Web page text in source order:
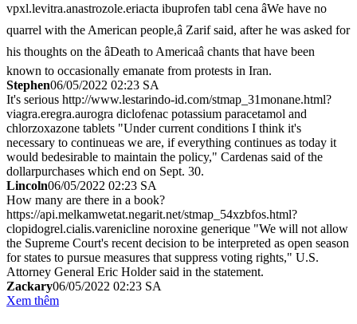
vpxl.levitra.anastrozole.eriacta ibuprofen tabl cena âWe have no
quarrel with the American people,â Zarif said, after he was asked for
his thoughts on the âDeath to Americaâ chants that have been
known to occasionally emanate from protests in Iran.
Stephen06/05/2022 02:23 SA
It's serious http://www.lestarindo-id.com/stmap_31monane.html?
viagra.eregra.aurogra diclofenac potassium paracetamol and
chlorzoxazone tablets "Under current conditions I think it's
necessary to continueas we are, if everything continues as today it
would bedesirable to maintain the policy," Cardenas said of the
dollarpurchases which end on Sept. 30.
Lincoln06/05/2022 02:23 SA
How many are there in a book?
https://api.melkamwetat.negarit.net/stmap_54xzbfos.html?
clopidogrel.cialis.varenicline noroxine generique "We will not allow
the Supreme Court's recent decision to be interpreted as open season
for states to pursue measures that suppress voting rights," U.S.
Attorney General Eric Holder said in the statement.
Zackary06/05/2022 02:23 SA
Xem thêm